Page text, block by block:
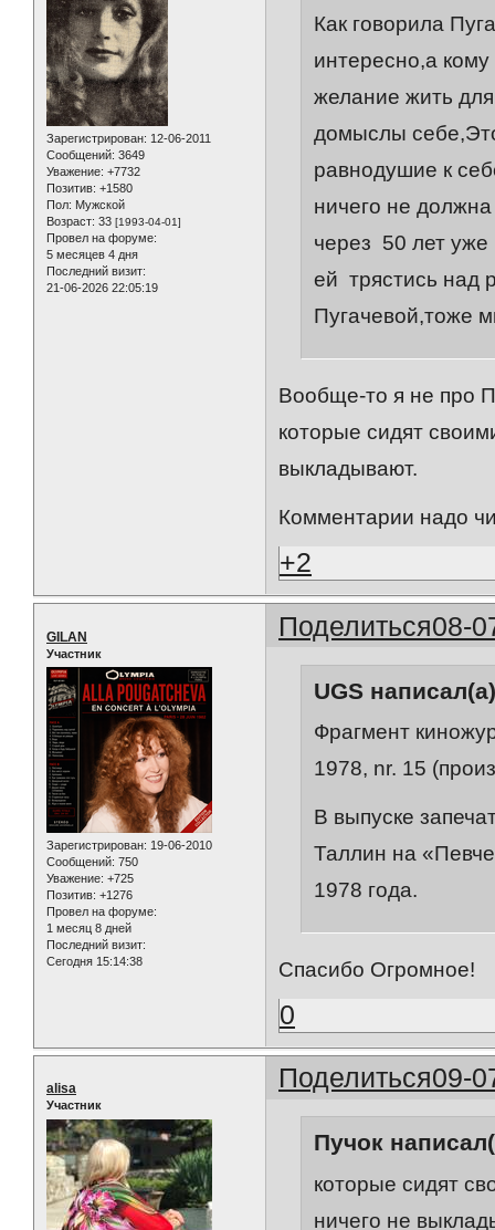
Зарегистрирован: 12-06-2011
Сообщений: 3649
Уважение: +7732
Позитив: +1580
Пол: Мужской
Возраст: 33 [1993-04-01]
Провел на форуме:
5 месяцев 4 дня
Последний визит:
21-06-2026 22:05:19
Как говорила
интересно,а
желание жить
домыслы
равнодушие к
ничего не
через 50 лет уже
ей трястись над
Пугачевой,тоже
Вообще-то я не про
которые сидят
выкладывают.
Комментарии надо
+2
Поделиться08-
GILAN
Участник
Зарегистрирован: 19-06-2010
Сообщений: 750
Уважение: +725
Позитив: +1276
Провел на форуме:
1 месяц 8 дней
Последний визит:
Сегодня 15:14:38
UGS
Фрагмент
1978, nr. 15
В выпуске
Таллин на
1978 года.
Спасибо Огромное!
0
Поделиться09-
alisa
Участник
Пучок
которые сидят
ничего не